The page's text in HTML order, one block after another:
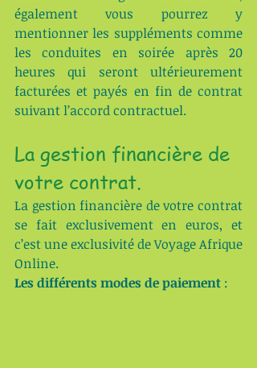
également vous pourrez y
mentionner les suppléments comme
les conduites en soirée après 20
heures qui seront ultérieurement
facturées et payés en fin de contrat
suivant l’accord contractuel.
La gestion financière de
votre contrat.
La gestion financière de votre contrat
se fait exclusivement en euros, et
c’est une exclusivité de Voyage Afrique
Online.
Les différents modes de paiement :